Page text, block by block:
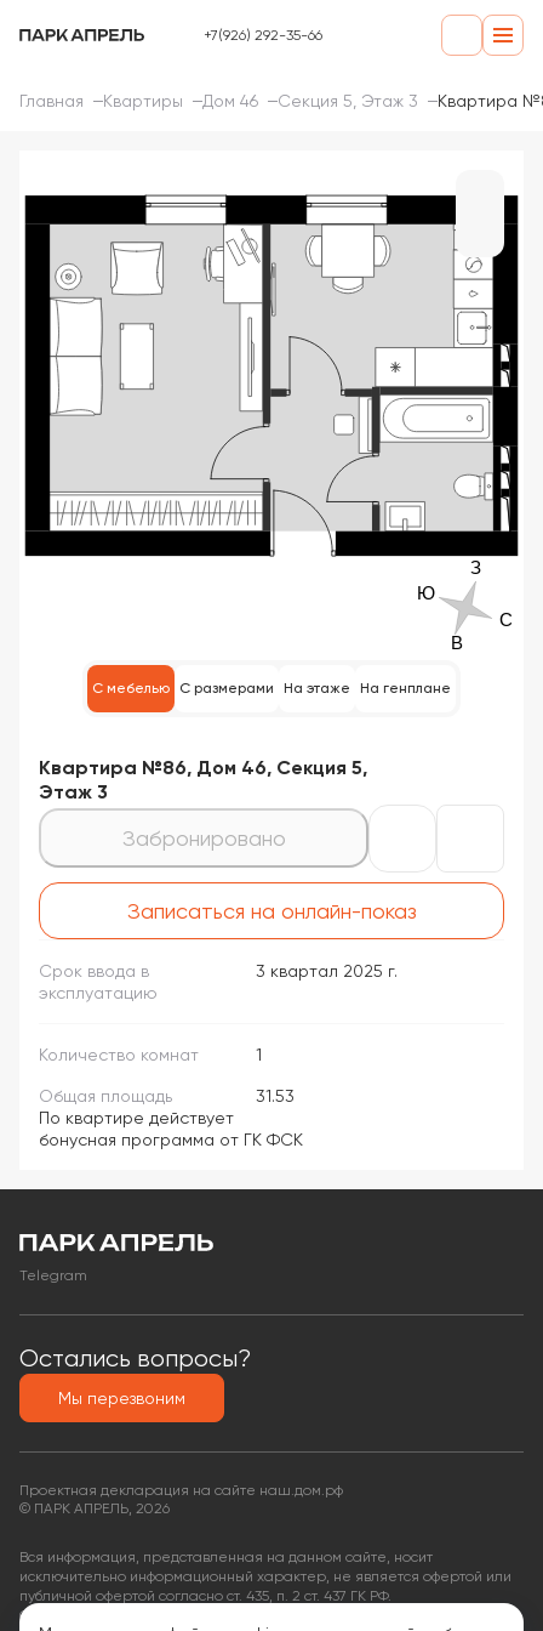
+7(926) 292-35-66
Главная Квартиры Дом 46 Секция 5, Этаж 3 Квартира
С мебелью С размерами На этаже На генплане
Квартира №86, Дом 46, Секция 5,
Этаж 3
Забронировано
Записаться на онлайн-показ
Срок ввода в
эксплуатацию
3 квартал 2025 г.
Количество комнат 1
Общая площадь
31.53
По квартире действует
бонусная программа от ГК ФСК
Telegram
Остались вопросы?
Мы перезвоним
Проектная декларация на сайте наш.дом.рф
© ПАРК АПРЕЛЬ, 2026
Вся информация, представленная на данном сайте, носит
исключительно информационный характер, не является офертой или
публичной офертой согласно ст. 435, п. 2 ст. 437 ГК РФ.
ООО «КФ Финансовые услуги»,